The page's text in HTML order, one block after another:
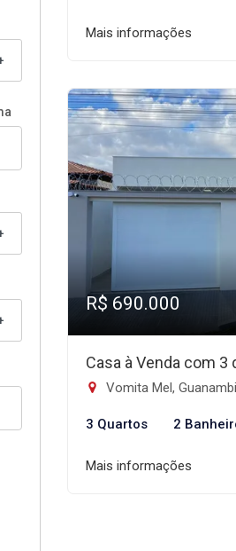
Mais informações
R$ 690.000
Casa à Venda com 3
Vomita Mel,
3 Quartos 2
Mais informações